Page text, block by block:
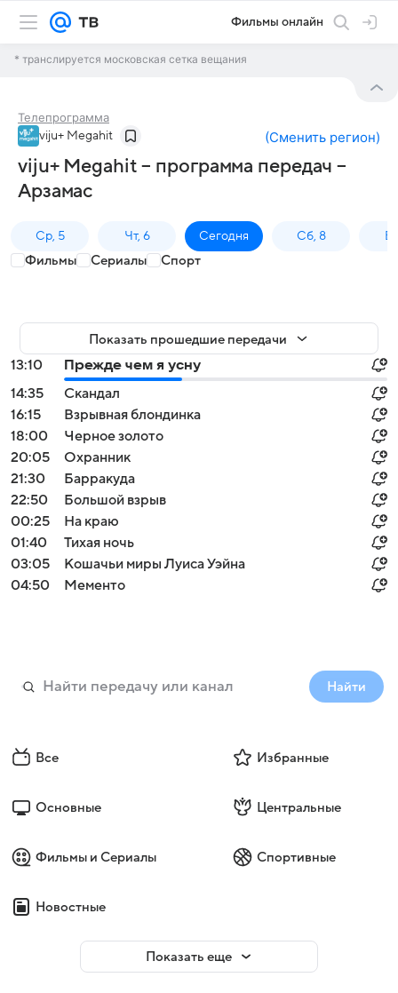
Фильмы онлайн
* транслируется московская сетка вещания
Телепрограмма
viju+ Megahit (Сменить регион)
viju+ Megahit – программа передач –
Арзамас
Ср, 5 Чт, 6 Сегодня Сб, 8
Фильмы Сериалы Спорт
Показать прошедшие передачи
13:10
Прежде чем я усну
14:35
Скандал
16:15
Взрывная блондинка
18:00
Черное золото
20:05
Охранник
21:30
Барракуда
22:50
Большой взрыв
00:25
На краю
01:40
Тихая ночь
03:05
Кошачьи миры Луиса Уэйна
04:50
Мементо
Найти
Все Избранные
Основные Центральные
Фильмы и Сериалы Спортивные
Новостные
Показать еще